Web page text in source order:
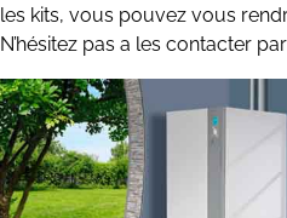
les kits, vous pouvez vous
N’hésitez pas a les contacter